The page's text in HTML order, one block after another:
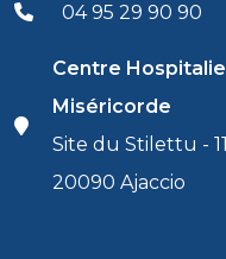
04 95 29 90 90
Centre
Miséricorde
Site du Stilettu -
20090 Ajaccio